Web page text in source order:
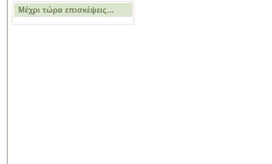
Μέχρι τώρα επισκέψεις...